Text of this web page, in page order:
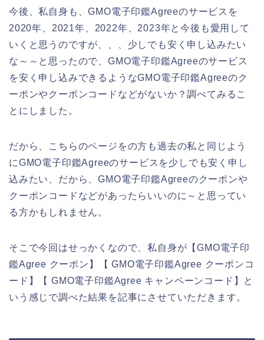
今後、私自身も、GMO電子印鑑Agreeのサービスを
2020年、2021年、2022年、2023年と今後も愛用して
いくと思うのですが、、、少しでも安く申し込みたい
な～～と思ったので、GMO電子印鑑Agreeのサービス
を安く申し込みできるようなGMO電子印鑑Agreeのク
ーポンやクーポンコードなどがないか？調べてみるこ
とにしました。
だから、こちらのページをの方も過去の私と同じよう
にGMO電子印鑑Agreeのサービスを少しでも安く申し
込みたい、だから、GMO電子印鑑Agreeのクーポンや
クーポンコードなどがあったらいいのに～と思ってい
る方かもしれません。
そこで今回はせっかくなので、私自身が【GMO電子印
鑑Agree クーポン】【 GMO電子印鑑Agree クーポンコ
ード】【 GMO電子印鑑Agree キャンペーンコード】と
いう感じで調べた結果を記事にさせていただきます。